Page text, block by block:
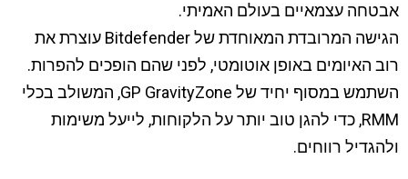
אבטחה עצמאיים בעולם האמיתי.
הגישה המרובדת המאוחדת של Bitdefender עוצרת את
רוב האיומים באופן אוטומטי, לפני שהם הופכים להפרות.
השתמש במסוף יחיד של GP GravityZone, המשולב בכלי
RMM, כדי להגן טוב יותר על הלקוחות, לייעל משימות
ולהגדיל רווחים.